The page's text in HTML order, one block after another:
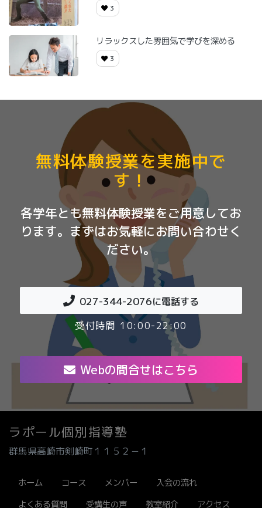
3
リラックスした雰囲気で学びを深める
3
無料体験授業を実施中で
す！
各学年とも無料体験授業をご用意してお
ります。まずはお気軽にお問い合わせく
ださい。
027-344-2076に電話する
受付時間 10:00-22:00
Webの問合せはこちら
ラポール個別指導塾
群馬県高崎市剣崎町１１５２－１
ホーム コース メンバー
入会の流れ
よくある質問
受講生の声 教室紹介 アクセス